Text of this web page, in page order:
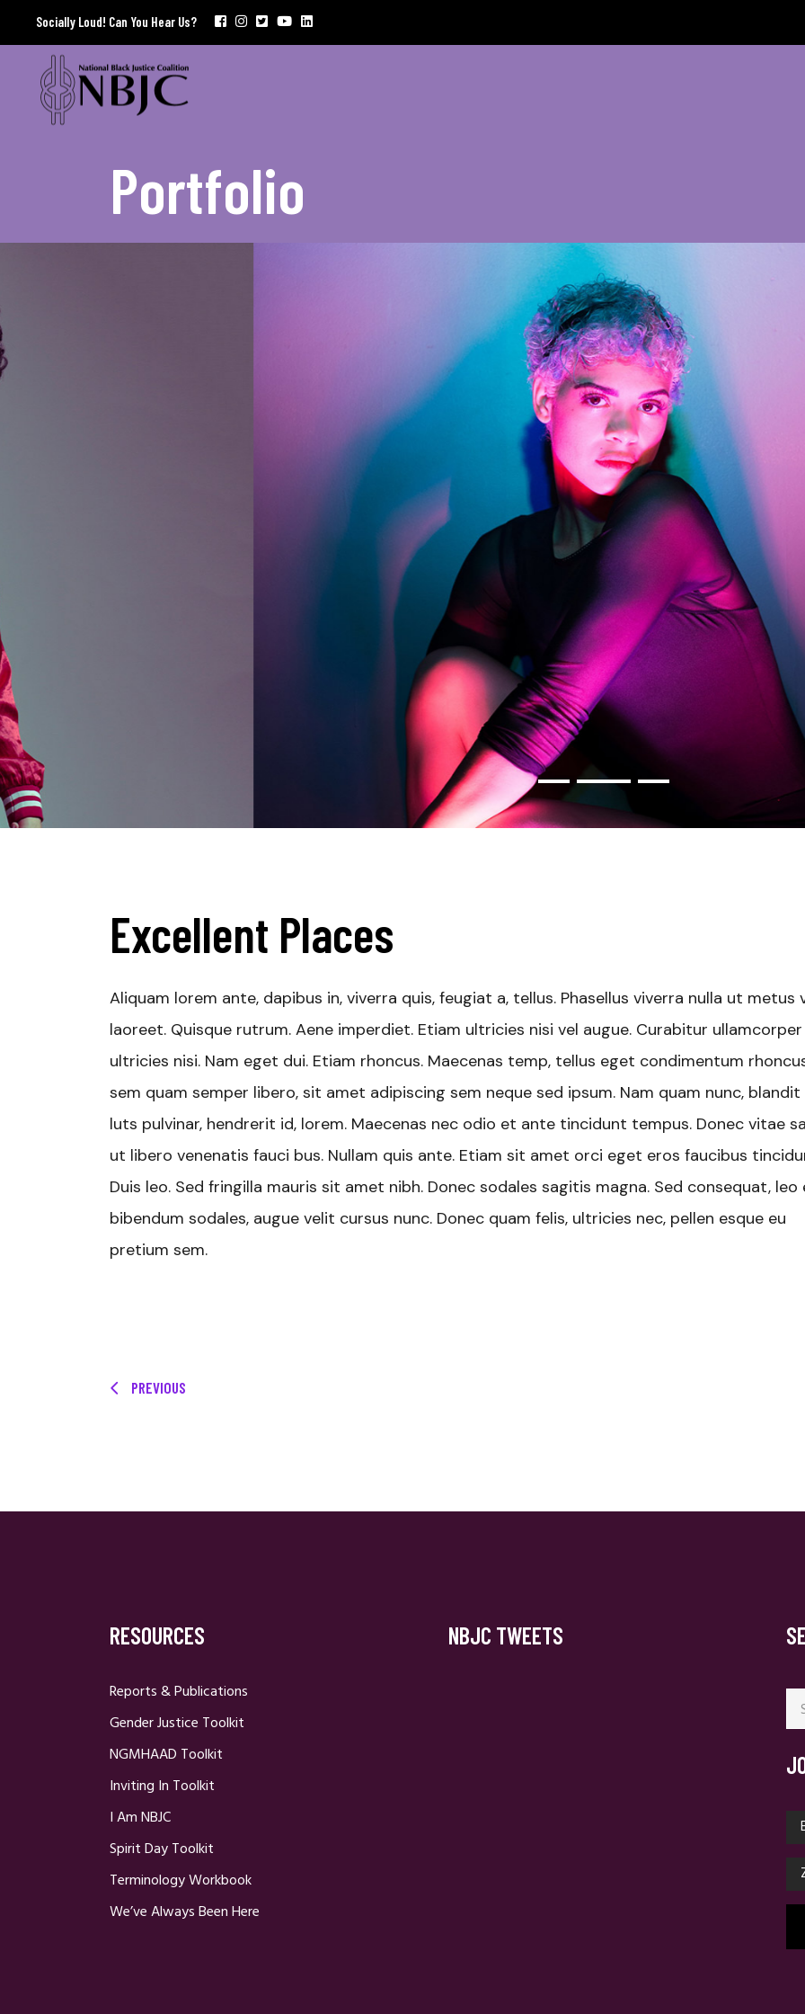
Socially Loud! Can You Hear Us?
Portfolio
Excellent Places
Aliquam lorem ante, dapibus in, viverra quis, feugiat a, tellus. Phasellus viverra nulla ut metus
laoreet. Quisque rutrum. Aene imperdiet. Etiam ultricies nisi vel augue. Curabitur ullamcorper
ultricies nisi. Nam eget dui. Etiam rhoncus. Maecenas temp, tellus eget condimentum
sem quam semper libero, sit amet adipiscing sem neque sed ipsum. Nam quam nunc, blandit
luts pulvinar, hendrerit id, lorem. Maecenas nec odio et ante tincidunt tempus. Donec vitae
ut libero venenatis fauci bus. Nullam quis ante. Etiam sit amet orci eget eros faucibus
Duis leo. Sed fringilla mauris sit amet nibh. Donec sodales sagitis magna. Sed consequat, leo
bibendum sodales, augue velit cursus nunc. Donec quam felis, ultricies nec, pellen esque eu
pretium sem.
PREVIOUS
RESOURCES
Reports & Publications
Gender Justice Toolkit
NGMHAAD Toolkit
Inviting In Toolkit
I Am NBJC
Spirit Day Toolkit
Terminology Workbook
We’ve Always Been Here
NBJC TWEETS